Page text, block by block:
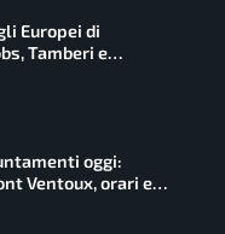
Europei di
Tamberi e
una spedizione
oggi:
Ventoux, orari e